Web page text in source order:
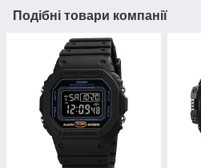
Подібні товари компанії